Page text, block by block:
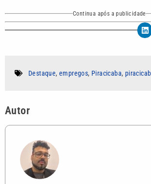
Continua após a publicidade
Destaque,empregos, Piracicaba,
Autor